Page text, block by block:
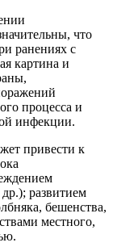
что
ранениях с
картина и
процесса и
инфекции.
привести к
развитием
бешенства,
местного,